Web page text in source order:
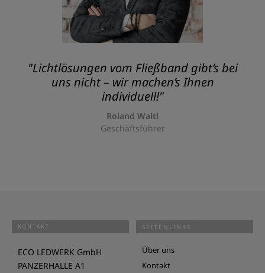
"Lichtlösungen vom Fließband gibt’s bei
uns nicht – wir machen’s Ihnen
individuell!"
Roland Waltl
Geschäftsführer
KONTAKT
ECO LEDWERK GmbH
PANZERHALLE A1
SEITENLINKS
Über uns
Kontakt